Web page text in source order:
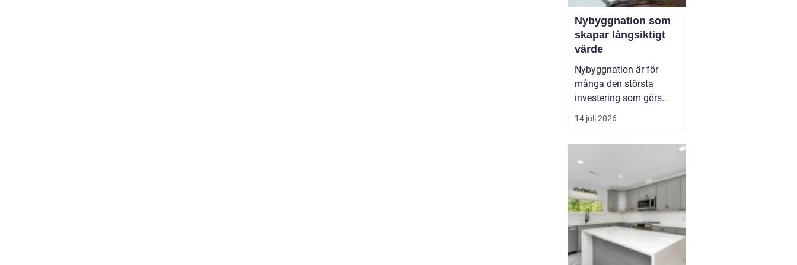
Nybyggnation som
skapar långsiktigt
värde
Nybyggnation är för
många den största
investering som görs
under livet, både
känslomässigt och
fritidshus växer fram
från grunden formas inte
bara v&...
14 juli 2026